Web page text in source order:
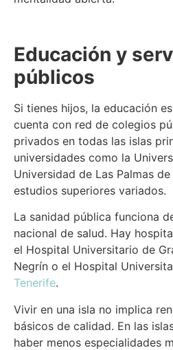
Educación y
públicos
Si tienes hijos, la educación
cuenta con red de colegios
privados en todas las islas
universidades como la
Universidad de Las Palmas
estudios superiores variados.
La sanidad pública funciona
nacional de salud. Hay
el Hospital Universitario de
Negrín o el Hospital
Tenerife.
Vivir en una isla no implica
básicos de calidad. En las
haber menos especialidades